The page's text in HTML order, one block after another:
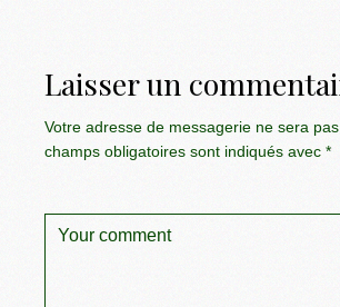
Laisser un
Votre adresse de messagerie ne sera pas
champs obligatoires sont indiqués avec*